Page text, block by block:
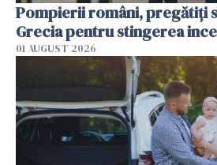
Pompierii români, pregătiţi
Grecia pentru stingerea
01 AUGUST 2026